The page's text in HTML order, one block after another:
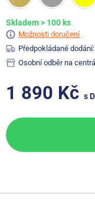
Skladem > 100 ks
Možnosti doručení
Předpokládané dodání:
Osobní odběr na
1 890 Kč s